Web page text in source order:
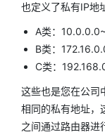
也定义了私有IP地
A类：
B类：
C类：
这些也是您在公司
相同的私有地址，
之间通过路由器进